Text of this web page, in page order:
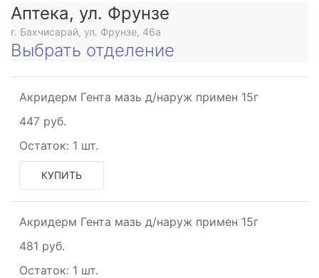
Аптека, ул. Фрунзе
г. Бахчисарай, ул. Фрунзе, 46а
Выбрать отделение
Акридерм Гента мазь д/наруж примен 15г
447 руб.
Остаток: 1 шт.
КУПИТЬ
Акридерм Гента мазь д/наруж примен 15г
481 руб.
Остаток: 1 шт.